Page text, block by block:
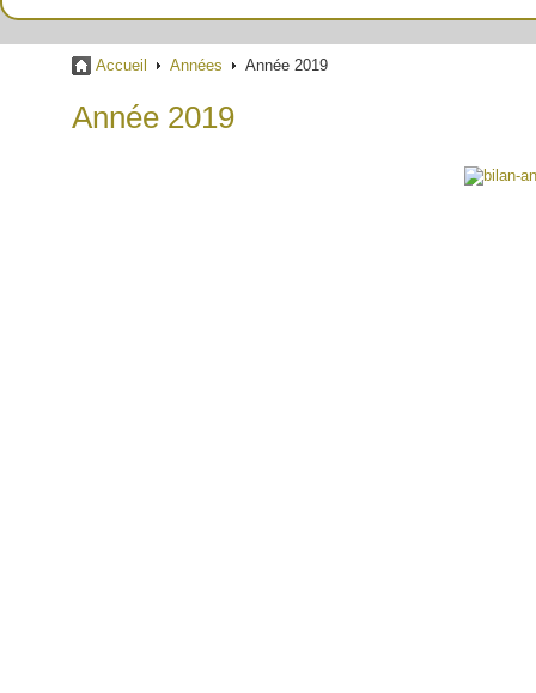
Accueil Années Année 2019
Année 2019